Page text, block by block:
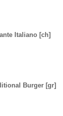
Italiano [ch]
Burger [gr]